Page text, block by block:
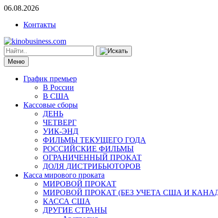
06.08.2026
Контакты
Меню
График премьер
В России
В США
Кассовые сборы
ДЕНЬ
ЧЕТВЕРГ
УИК-ЭНД
ФИЛЬМЫ ТЕКУЩЕГО ГОДА
РОССИЙСКИЕ ФИЛЬМЫ
ОГРАНИЧЕННЫЙ ПРОКАТ
ДОЛЯ ДИСТРИБЬЮТОРОВ
Касса мирового проката
МИРОВОЙ ПРОКАТ
МИРОВОЙ ПРОКАТ (БЕЗ УЧЕТА США И
КАССА США
ДРУГИЕ СТРАНЫ